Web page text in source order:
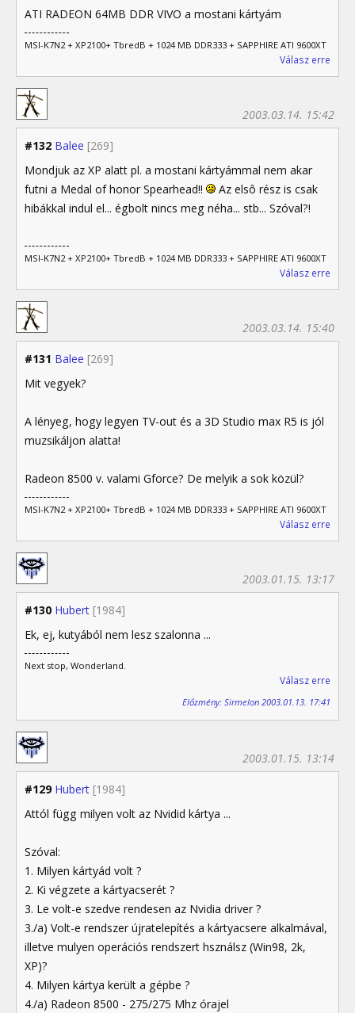
ATI RADEON 64MB DDR VIVO a mostani kártyám
MSI-K7N2 + XP2100+ TbredB + 1024 MB DDR333 + SAPPHIRE ATI 9600XT
Válasz erre
#132 Balee [269]
2003.03.14. 15:42
Mondjuk az XP alatt pl. a mostani kártyámmal nem akar
futni a Medal of honor Spearhead!!
Az elsô rész is csak
hibákkal indul el... égbolt nincs meg néha... stb... Szóval?!
MSI-K7N2 + XP2100+ TbredB + 1024 MB DDR333 + SAPPHIRE ATI 9600XT
Válasz erre
#131 Balee [269]
2003.03.14. 15:40
Mit vegyek?
A lényeg, hogy legyen TV-out és a 3D Studio max R5 is jól
muzsikáljon alatta!
Radeon 8500 v. valami Gforce? De melyik a sok közül?
MSI-K7N2 + XP2100+ TbredB + 1024 MB DDR333 + SAPPHIRE ATI 9600XT
Válasz erre
#130 Hubert [1984]
2003.01.15. 13:17
Ek, ej, kutyából nem lesz szalonna ...
Next stop, Wonderland.
Válasz erre
Előzmény: Sirmelon 2003.01.13. 17:41
#129 Hubert [1984]
2003.01.15. 13:14
Attól függ milyen volt az Nvidid kártya ...
Szóval:
1. Milyen kártyád volt ?
2. Ki végzete a kártyacserét ?
3. Le volt-e szedve rendesen az Nvidia driver ?
3./a) Volt-e rendszer újratelepítés a kártyacsere alkalmával,
illetve mulyen operációs rendszert hsználsz (Win98, 2k,
XP)?
4. Milyen kártya került a gépbe ?
4./a) Radeon 8500 - 275/275 Mhz órajel